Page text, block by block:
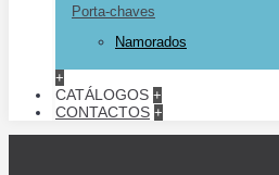
Porta-chaves
Namorados
+
CATÁLOGOS +
CONTACTOS +